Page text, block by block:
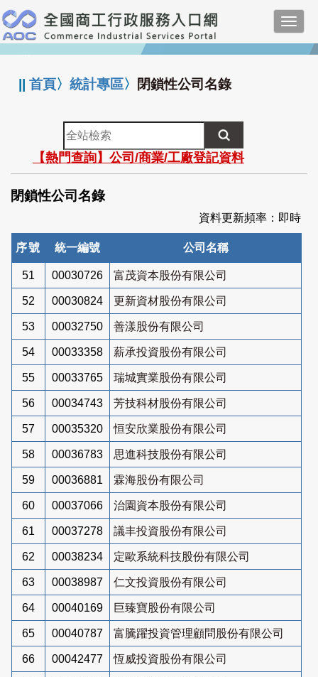
跳
到
主
要
:::
||首頁〉統計專區〉 閉鎖性公司名錄
全
站
檢
索
【熱門查詢】公司/商業/工廠登記資料
閉鎖性公司名錄
資料更新頻率：即時
序號 統一編號 公司名稱
51 00030726 富茂資本股份有限公司
52 00030824 更新資材股份有限公司
53 00032750 善漾股份有限公司
54 00033358 薪承投資股份有限公司
55 00033765 瑞城實業股份有限公司
56 00034743 芳技科材股份有限公司
57 00035320 恒安欣業股份有限公司
58 00036783 思進科技股份有限公司
59 00036881 霖海股份有限公司
60 00037066 治園資本股份有限公司
61 00037278 議丰投資股份有限公司
62 00038234 定歐系統科技股份有限公司
63 00038987 仁文投資股份有限公司
64 00040169 巨臻寶股份有限公司
65 00040787 富騰躍投資管理顧問股份有限公司
66 00042477 恆威投資股份有限公司